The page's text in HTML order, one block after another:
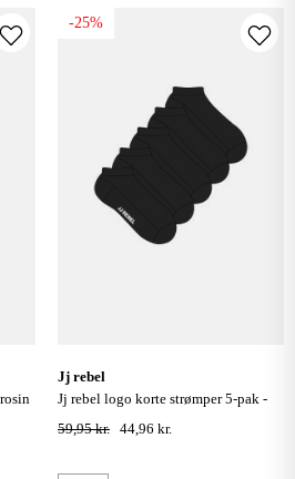
-25%
jj rebel
jj rebel logo korte strømper 5-pak -
sort
59,95 kr. 44,96 kr.